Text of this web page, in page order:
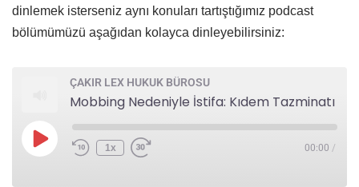
dinlemek isterseniz aynı konuları tartıştığımız podcast
bölümümüzü aşağıdan kolayca dinleyebilirsiniz:
ÇAKIR LEX HUKUK BÜROSU
1x 00:00 /